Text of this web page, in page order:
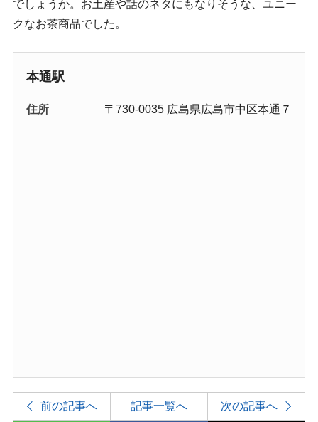
でしょうか。お土産や話のネタにもなりそうな、ユニー
クなお茶商品でした。
本通駅
住所 〒730-0035 広島県広島市中区本通７
前の記事へ 記事一覧へ 次の記事へ